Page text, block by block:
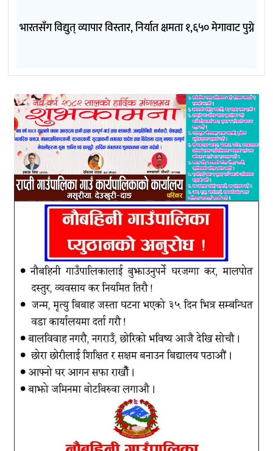
भारतसँग विद्युत् व्यापार विस्तार, निर्यात क्षमता १,६५० मेगावाट पुग्ने